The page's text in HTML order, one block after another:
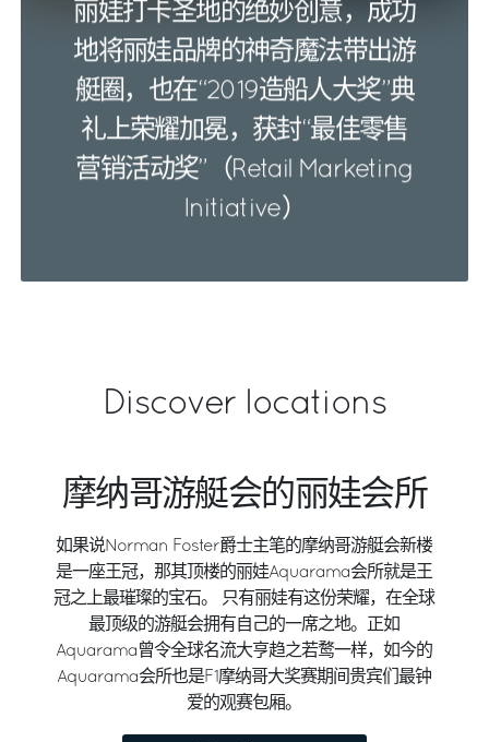
丽娃打卡圣地的绝妙创意，成功
地将丽娃品牌的神奇魔法带出游
艇圈，也在“2019造船人大奖”典
礼上荣耀加冕，获封“最佳零售
营销活动奖”（Retail Marketing
Initiative）
Discover locations
摩纳哥游艇会的丽娃会所
如果说Norman Foster爵士主笔的摩纳哥游艇会新楼
是一座王冠，那其顶楼的丽娃Aquarama会所就是王
冠之上最璀璨的宝石。 只有丽娃有这份荣耀，在全球
最顶级的游艇会拥有自己的一席之地。正如
Aquarama曾令全球名流大亨趋之若鹜一样，如今的
Aquarama会所也是F1摩纳哥大奖赛期间贵宾们最钟
爱的观赛包厢。